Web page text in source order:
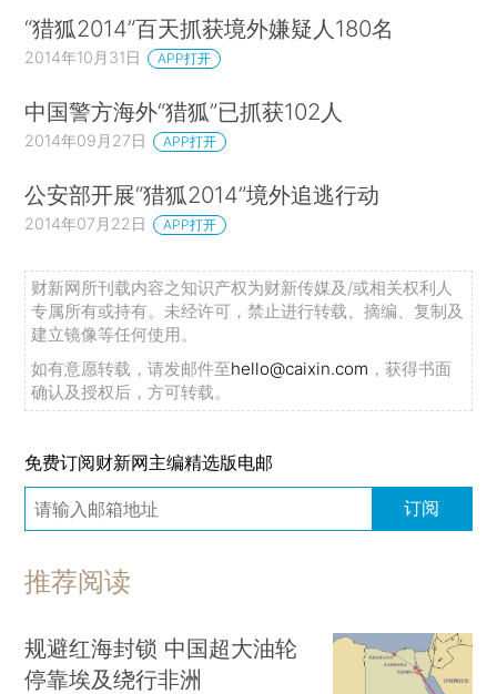
“猎狐2014”百天抓获境外嫌疑人180名
2014年10月31日 APP打开
中国警方海外“猎狐”已抓获102人
2014年09月27日 APP打开
公安部开展“猎狐2014”境外追逃行动
2014年07月22日 APP打开
财新网所刊载内容之知识产权为财新传媒及/或相关权利人
专属所有或持有。未经许可，禁止进行转载、摘编、复制及
建立镜像等任何使用。
如有意愿转载，请发邮件至hello@caixin.com ，获得书面
确认及授权后，方可转载。
免费订阅财新网主编精选版电邮
订阅
推荐阅读
规避红海封锁 中国超大油轮
停靠埃及绕行非洲